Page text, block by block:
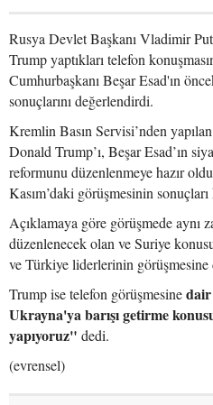
Rusya Devlet Başkanı Vladimir
Trump yaptıkları telefon
Cumhurbaşkanı Beşar Esad'ın
sonuçlarını değerlendirdi.
Kremlin Basın Servisi’nden
Donald Trump’ı, Beşar Esad’ın
reformunu düzenlenmeye hazır
Kasım’daki görüşmesinin
Açıklamaya göre görüşmede aynı
düzenlenecek olan ve Suriye
ve Türkiye liderlerinin
Trump ise telefon görüşmesine
Ukrayna'ya barışı getirme
yapıyoruz" dedi.
(evrensel)